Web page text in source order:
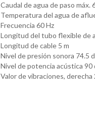
Caudal de agua de paso máx.
Temperatura del agua de
Frecuencia 60 Hz
Longitud del tubo flexible de
Longitud de cable 5 m
Nivel de presión sonora 74.5
Nivel de potencia acústica 90
Valor de vibraciones, derecha